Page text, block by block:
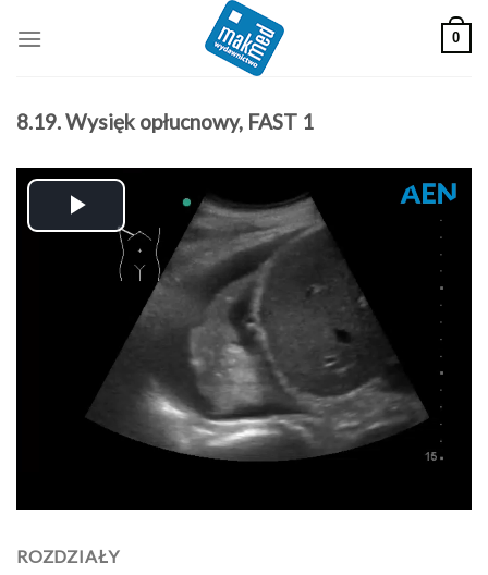
0
8.19. Wysięk opłucnowy, FAST 1
Play
Video
ROZDZIAŁY